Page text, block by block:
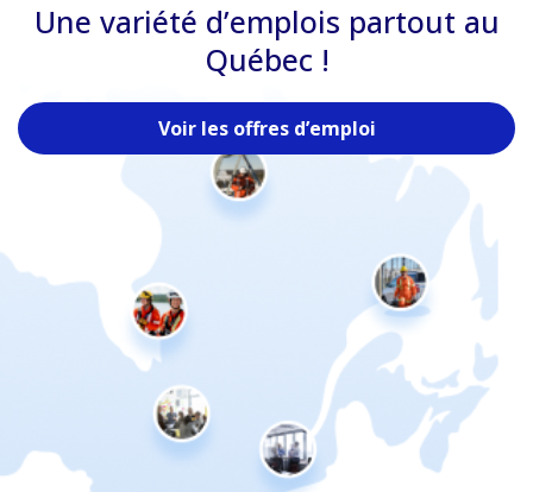
Une variété d’emplois partout au
Québec !
Voir les offres d’emploi